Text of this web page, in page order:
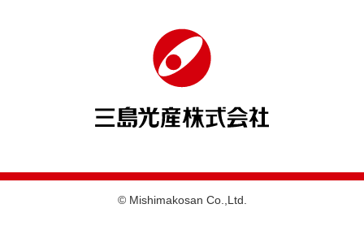
© Mishimakosan Co.,Ltd.